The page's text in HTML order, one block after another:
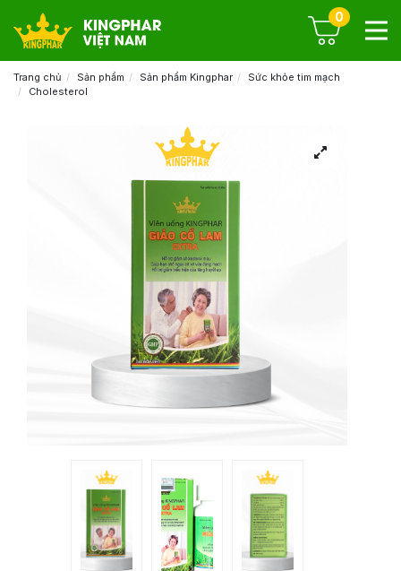
0
Trang chủ Sản phẩm Sản phẩm Kingphar
Sức khỏe tim mạch
Cholesterol